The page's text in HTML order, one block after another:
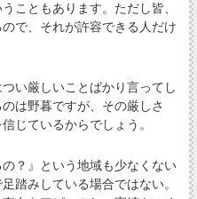
こともあります。ただし皆、
で、それが許容できる人だけ
い厳しいことばかり言ってし
は野暮ですが、その厳しさ
じているからでしょう。
？』という地域も少なくない
踏みしている場合ではない。